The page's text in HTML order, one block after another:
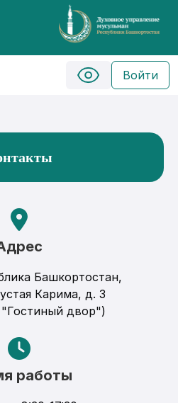
Войти
Башкортостан,
Карима, д. 3
"Гостиный двор")
работы